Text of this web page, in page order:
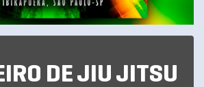
DE JIU JITSU